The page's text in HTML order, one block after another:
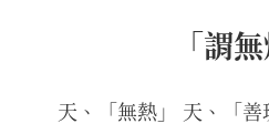
「謂無
天、「無熱」 天、「